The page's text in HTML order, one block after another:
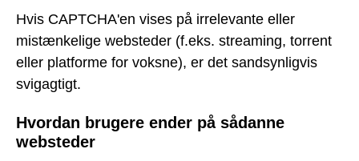
Hvis CAPTCHA'en vises på irrelevante eller
mistænkelige websteder (f.eks. streaming, torrent
eller platforme for voksne), er det sandsynligvis
svigagtigt.
Hvordan brugere ender på sådanne
websteder